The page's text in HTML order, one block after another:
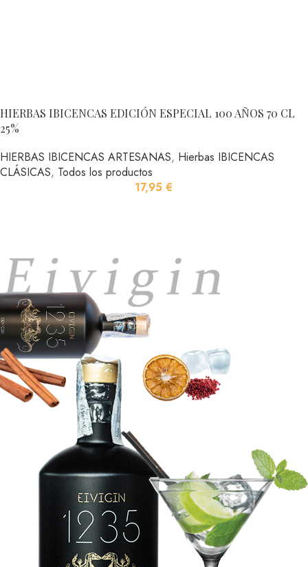
HIERBAS IBICENCAS EDICIÓN ESPECIAL 100 AÑOS 70 CL
25%
HIERBAS IBICENCAS ARTESANAS, Hierbas IBICENCAS
CLÁSICAS, Todos los productos
17,95€